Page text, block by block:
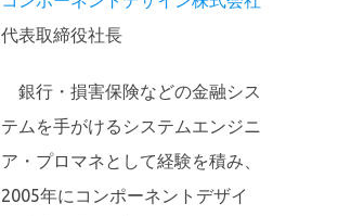
代表取締役社長
銀行・損害保険などの金融シス
テムを手がけるシステムエンジニ
ア・プロマネとして経験を積み、
2005年にコンポーネントデザイ